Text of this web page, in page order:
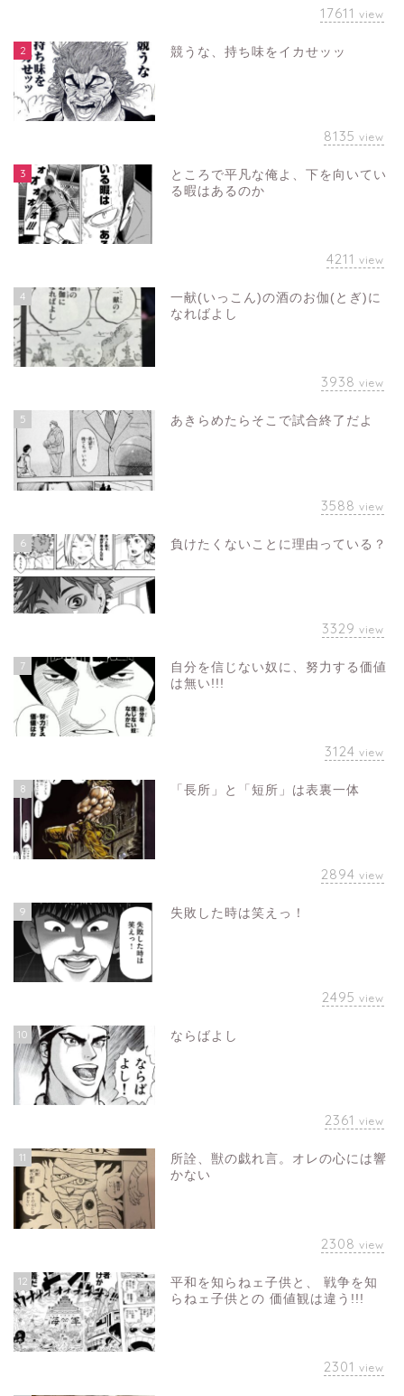
17611 view
2 競うな、持ち味をイカせッッ
8135 view
3
ところで平凡な俺よ、下を向いてい
る暇はあるのか
4211 view
4
一献(いっこん)の酒のお伽(とぎ)に
なればよし
3938 view
5 あきらめたらそこで試合終了だよ
3588 view
6 負けたくないことに理由っている？
3329 view
7
自分を信じない奴に、努力する価値
は無い!!!
3124 view
8 「長所」と「短所」は表裏一体
2894 view
9 失敗した時は笑えっ！
2495 view
10 ならばよし
2361 view
11
所詮、獣の戯れ言。オレの心には響
かない
2308 view
12
平和を知らねェ子供と、 戦争を知
らねェ子供との 価値観は違う!!!
2301 view